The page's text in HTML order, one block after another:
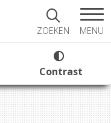
ZOEKEN MENU
Contrast